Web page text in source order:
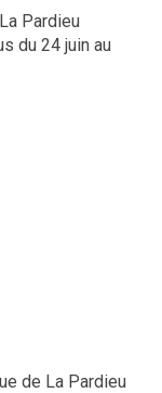
Pardieu
du 24 juin au
de La Pardieu